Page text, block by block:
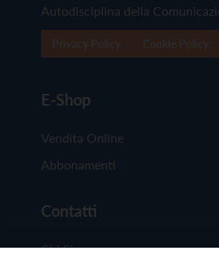
Autodisciplina della
E-Shop
Vendita Online
Abbonamenti
Contatti
Chi Siamo